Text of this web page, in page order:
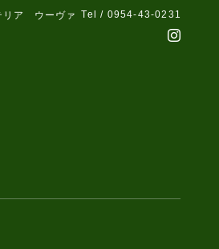
リア ウーヴァ Tel / 0954-43-0231